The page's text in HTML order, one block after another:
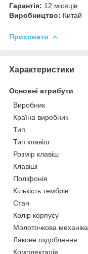
Гарантія: 12 місяців
Виробництво: Китай
Приховати
Характеристики
Основні атрибути
Виробник
Країна виробник
Тип
Тип клавіш
Розмір клавіш
Клавіші
Поліфонія
Кількість тембрів
Стан
Колір корпусу
Молоточкова механіка
Лакове оздоблення
Комплектація